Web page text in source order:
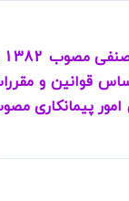
و حفاظت فنی بر اساس قوانین و
بر عهده مجامع امور صنفی است. برابر ماده 9 آیین نامه ایمنی امور